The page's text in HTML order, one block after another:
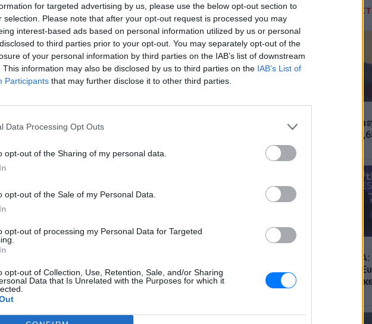
for targeted advertising by us, please use the below opt-out section to
selection. Please note that after your opt-out request is processed you may
interest-based ads based on personal information utilized by us or personal
to third parties prior to your opt-out. You may separately opt-out of the
of your personal information by third parties on the IAB’s list of downstream
This information may also be disclosed by us to third parties on the IAB’s List of
Participants that may further disclose it to other third parties.
Data Processing Opt Outs
opt-out of the Sharing of my personal data.
opt-out of the Sale of my Personal Data.
opt-out of processing my Personal Data for Targeted
opt-out of Collection, Use, Retention, Sale, and/or Sharing
Data that Is Unrelated with the Purposes for which it
Συμφωνία εξαγοράς για την
Στην αμερικανική Appolo για
ΕΙΔΗΣΕΙΣ
Στα άκρα ο πόλεμος UEFA-FIFA:
Επιμένουν στο μποϊκοτάζ οι
και ζητούν εγγυήσεις και το...
στοGoogle Newsκαι μάθετε πρώτοιτα
στηνροή ειδήσεων
και στο Instagram